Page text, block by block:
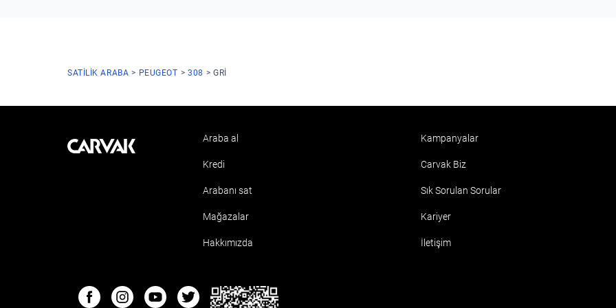
SATILIK ARABA PEUGEOT 308 GRI
Kavak Araba al
Kredi
Arabanı sat
Mağazalar
Hakkımızda
Kampanyalar
Carvak Biz
Sık Sorulan Sorular
Kariyer
İletişim
FacebookInstagramYoutubeTwitter
ETBIS